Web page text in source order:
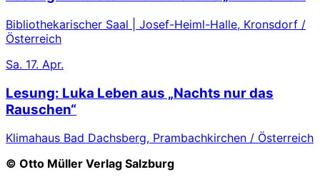
Bibliothekarischer Saal | Josef-Heiml-Halle, Kronsdorf /
Österreich
Sa. 17. Apr.
Lesung: Luka Leben aus „Nachts nur das
Rauschen“
Klimahaus Bad Dachsberg, Prambachkirchen / Österreich
© Otto Müller Verlag Salzburg